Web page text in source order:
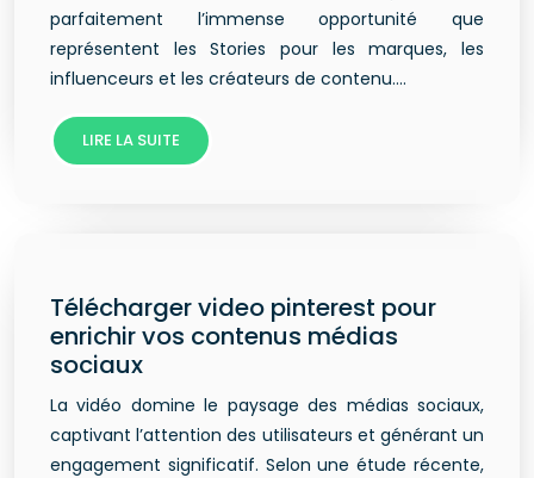
parfaitement l’immense opportunité que
représentent les Stories pour les marques, les
influenceurs et les créateurs de contenu….
LIRE LA SUITE
Télécharger video pinterest pour
enrichir vos contenus médias
sociaux
La vidéo domine le paysage des médias sociaux,
captivant l’attention des utilisateurs et générant un
engagement significatif. Selon une étude récente,